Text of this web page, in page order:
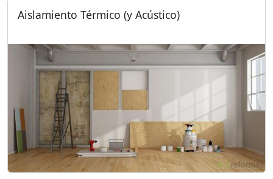
Aislamiento Térmico (y Acústico)